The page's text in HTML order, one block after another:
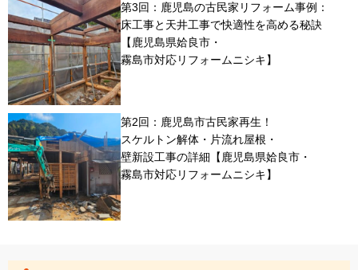
第3回：鹿児島の古民家リフォーム事例：
床工事と天井工事で快適性を高める秘訣
【鹿児島県姶良市・
霧島市対応リフォームニシキ】
第2回：鹿児島市古民家再生！
スケルトン解体・片流れ屋根・
壁新設工事の詳細【鹿児島県姶良市・
霧島市対応リフォームニシキ】